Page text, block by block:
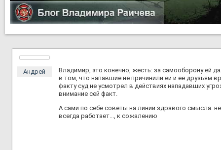
Андрей
Владимир, это конечно, жесть: за самооборону ей
в том, что напавшие не причинили ей и ее друзьям
факту суд не усмотрел в действиях нападавших
внимание сей факт.
А сами по себе советы на линии здравого смысла:
всегда работает..., к сожалению